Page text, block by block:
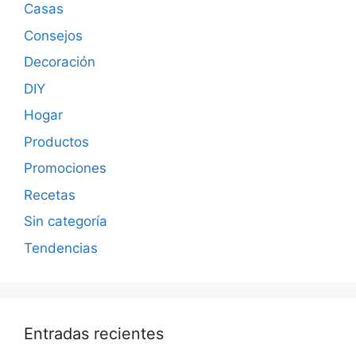
Casas
Consejos
Decoración
DIY
Hogar
Productos
Promociones
Recetas
Sin categoría
Tendencias
Entradas recientes